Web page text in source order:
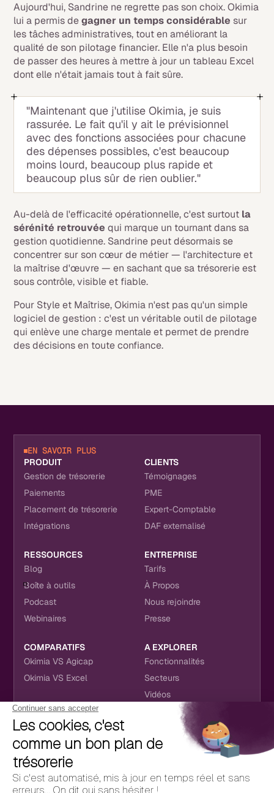
Aujourd'hui, Sandrine ne regrette pas son choix. Okimia
lui a permis degagner un temps considérable sur
les tâches administratives, tout en améliorant la
qualité de son pilotage financier. Elle n'a plus besoin
de passer des heures à mettre à jour un tableau Excel
dont elle n'était jamais tout à fait sûre.
"Maintenant que j'utilise Okimia, je suis
rassurée. Le fait qu'il y ait le prévisionnel
avec des fonctions associées pour chacune
des dépenses possibles, c'est beaucoup
moins lourd, beaucoup plus rapide et
beaucoup plus sûr de rien oublier."
Au-delà de l'efficacité opérationnelle, c'est surtout la
sérénité retrouvée qui marque un tournant dans sa
gestion quotidienne. Sandrine peut désormais se
concentrer sur son cœur de métier — l'architecture et
la maîtrise d'œuvre — en sachant que sa trésorerie est
sous contrôle, visible et fiable.
Pour Style et Maîtrise, Okimia n'est pas qu'un simple
logiciel de gestion : c'est un véritable outil de pilotage
qui enlève une charge mentale et permet de prendre
des décisions en toute confiance.
EN SAVOIR PLUS
PRODUIT
Gestion de trésorerie
Paiements
Placement de trésorerie
Intégrations
CLIENTS
Témoignages
PME
Expert-Comptable
DAF externalisé
RESSOURCES
Blog
Boîte à outils
Podcast
Webinaires
ENTREPRISE
Tarifs
À Propos
Nous rejoindre
Presse
COMPARATIFS
Okimia VS Agicap
Okimia VS Excel
A EXPLORER
Fonctionnalités
Secteurs
Vidéos
NOUS RETROUVER
CONTACT
hello@okimia.com
01 76 50 33 88
RÉSEAUX SOCIAUX
Youtube